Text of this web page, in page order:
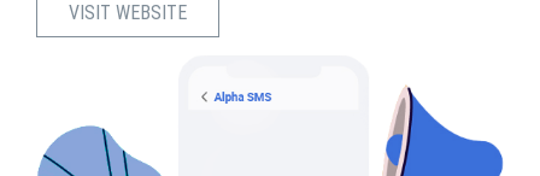
VISIT WEBSITE